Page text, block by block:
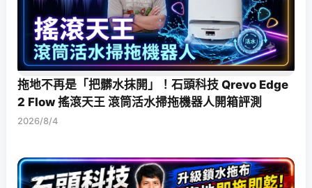
拖地不再是「把髒水抹開」！石頭科技 Qrevo Edge
2 Flow 搖滾天王 滾筒活水掃拖機器人開箱評測
2026/8/4